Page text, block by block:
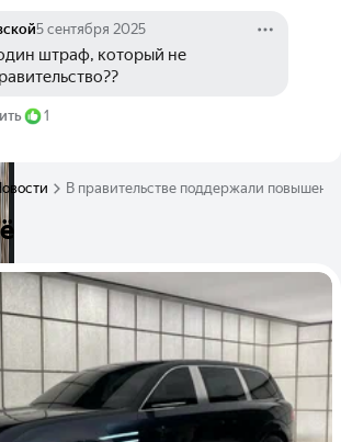
5 сентября 2025
штраф, который не
1
В правительстве поддержали